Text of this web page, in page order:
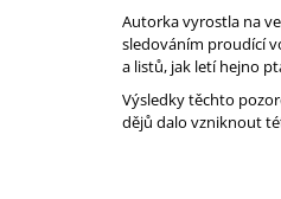
Autorka vyrostla na
sledováním proudící
a listů, jak letí hejno
Výsledky těchto
dějů dalo vzniknout